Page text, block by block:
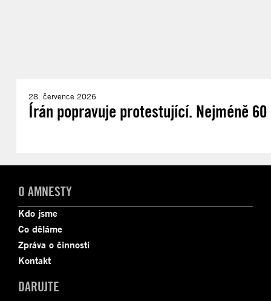
28. července 2026
Írán popravuje protestující. Nejméně
O AMNESTY
Kdo jsme
Co děláme
Zpráva o činnosti
Kontakt
DARUJTE